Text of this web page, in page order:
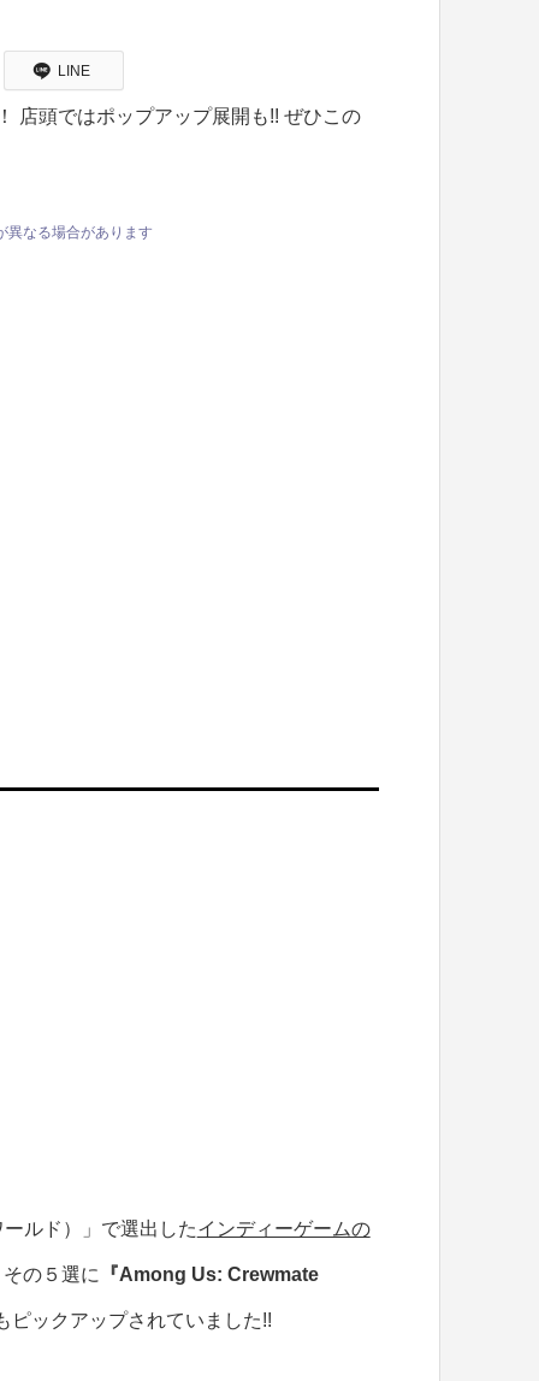
LINE
店頭ではポップアップ展開も!! ぜひこの
異なる場合があります
ルド）」で選出したインディーゲームの
の５選に 『Among Us: Crewmate
ピックアップされていました!!